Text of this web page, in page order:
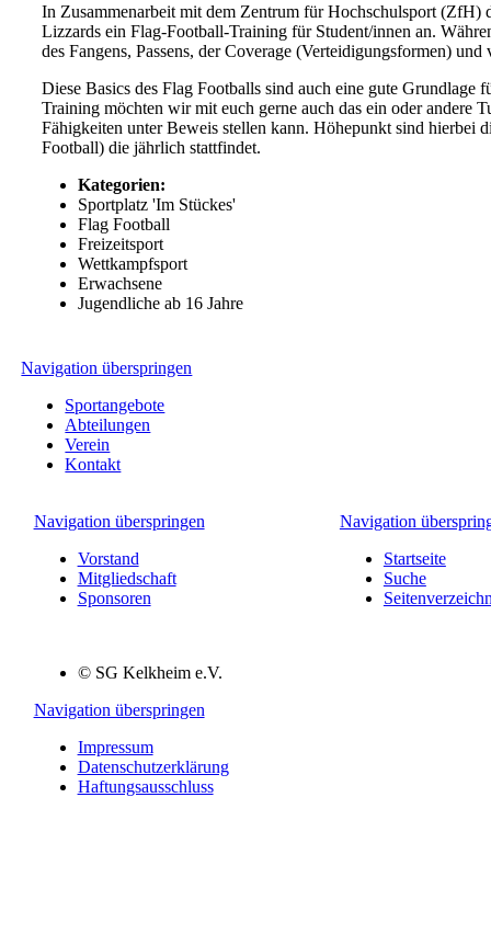
In Zusammenarbeit mit dem Zentrum für Hochschulsport (ZfH)
Lizzards ein Flag-Football-Training für Student/innen an.
des Fangens, Passens, der Coverage (Verteidigungsformen)
Diese Basics des Flag Footballs sind auch eine gute Grundlage
Training möchten wir mit euch gerne auch das ein oder andere
Fähigkeiten unter Beweis stellen kann. Höhepunkt sind hierbei
Football) die jährlich stattfindet.
Kategorien:
Sportplatz 'Im Stückes'
Flag Football
Freizeitsport
Wettkampfsport
Erwachsene
Jugendliche ab 16 Jahre
Navigation überspringen
Sportangebote
Abteilungen
Verein
Kontakt
Navigation überspringen
Vorstand
Mitgliedschaft
Sponsoren
Navigation
Startseite
Suche
© SG Kelkheim e.V.
Navigation überspringen
Impressum
Datenschutzerklärung
Haftungsausschluss